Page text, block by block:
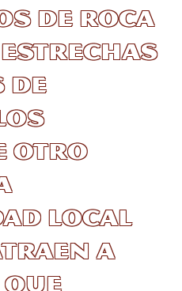
de roca
de
otro
local
a